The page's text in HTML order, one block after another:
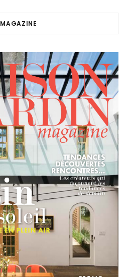
MAGAZINE